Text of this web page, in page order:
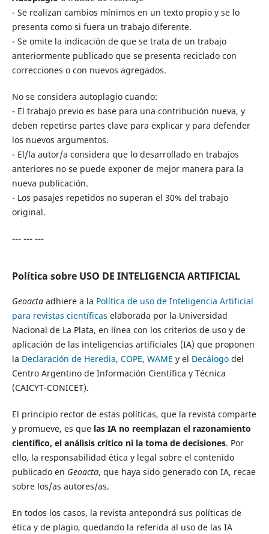
- Se realizan cambios mínimos en un texto propio y se lo
presenta como si fuera un trabajo diferente.
- Se omite la indicación de que se trata de un trabajo
anteriormente publicado que se presenta reciclado con
correcciones o con nuevos agregados.
No se considera autoplagio cuando:
- El trabajo previo es base para una contribución nueva, y
deben repetirse partes clave para explicar y para defender
los nuevos argumentos.
- El/la autor/a considera que lo desarrollado en trabajos
anteriores no se puede exponer de mejor manera para la
nueva publicación.
- Los pasajes repetidos no superan el 30% del trabajo
original.
--- --- ---
Política sobre USO DE INTELIGENCIA ARTIFICIAL
Geoacta adhiere a la Política de uso de Inteligencia Artificial
para revistas científicas elaborada por la Universidad
Nacional de La Plata, en línea con los criterios de uso y de
aplicación de las inteligencias artificiales (IA) que proponen
la Declaración de Heredia, COPE, WAME y el Decálogodel
Centro Argentino de Información Científica y Técnica
(CAICYT-CONICET).
El principio rector de estas políticas, que la revista comparte
y promueve, es quelas IA no reemplazan el razonamiento
científico, el análisis crítico ni la toma de decisiones. Por
ello, la responsabilidad ética y legal sobre el contenido
publicado en Geoacta, que haya sido generado con IA, recae
sobre los/as autores/as.
En todos los casos, la revista antepondrá sus políticas de
ética y de plagio, quedando la referida al uso de las IA